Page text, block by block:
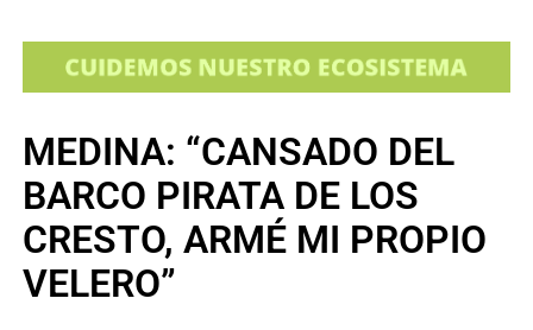
MEDINA: “CANSADO DEL
BARCO PIRATA DE LOS
CRESTO, ARMÉ MI PROPIO
VELERO”